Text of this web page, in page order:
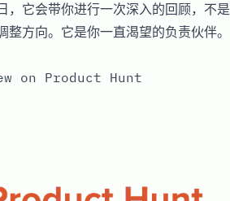
，它会带你进行一次深入的回顾，不是
整方向。它是你一直渴望的负责伙伴。
on Product Hunt